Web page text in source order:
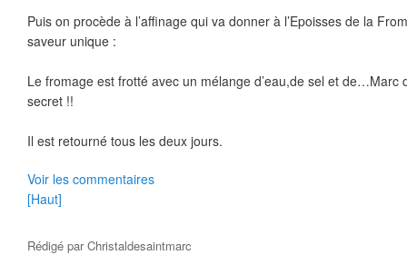
Puis on procède à l’affinage qui va donner à l’Epoisses de la
saveur unique :
Le fromage est frotté avec un mélange d’eau,de sel et
secret !!
Il est retourné tous les deux jours.
Voir les commentaires
[Haut]
Rédigé parChristaldesaintmarc